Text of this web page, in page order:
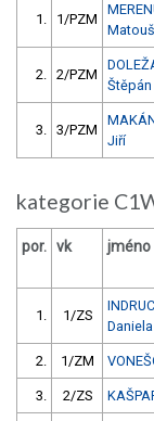
1. 1/PZM
Matouš
2. 2/PZM
Štěpán
3. 3/PZM
Jiří
kategorie
por. vk jméno
1. 1/ZS
Daniela
2. 1/ZM
3. 2/ZS